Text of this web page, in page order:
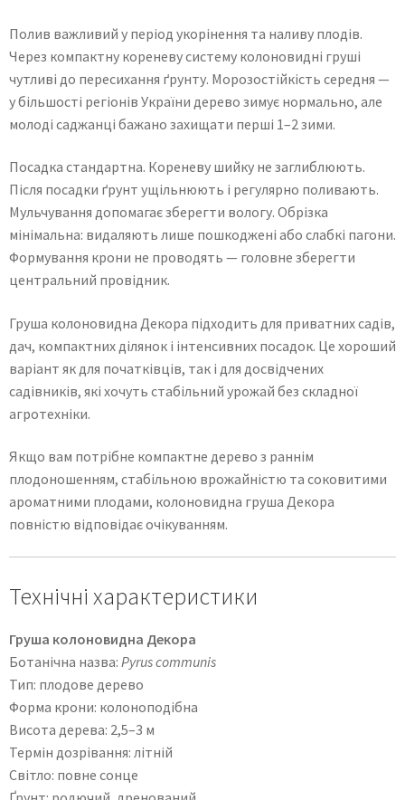
Полив важливий у період укорінення та наливу плодів.
Через компактну кореневу систему колоновидні груші
чутливі до пересихання ґрунту. Морозостійкість середня —
у більшості регіонів України дерево зимує нормально, але
молоді саджанці бажано захищати перші 1–2 зими.
Посадка стандартна. Кореневу шийку не заглиблюють.
Після посадки ґрунт ущільнюють і регулярно поливають.
Мульчування допомагає зберегти вологу. Обрізка
мінімальна: видаляють лише пошкоджені або слабкі пагони.
Формування крони не проводять — головне зберегти
центральний провідник.
Груша колоновидна Декора підходить для приватних садів,
дач, компактних ділянок і інтенсивних посадок. Це хороший
варіант як для початківців, так і для досвідчених
садівників, які хочуть стабільний урожай без складної
агротехніки.
Якщо вам потрібне компактне дерево з раннім
плодоношенням, стабільною врожайністю та соковитими
ароматними плодами, колоновидна груша Декора
повністю відповідає очікуванням.
Технічні характеристики
Груша колоновидна Декора
Ботанічна назва: Pyrus communis
Тип: плодове дерево
Форма крони: колоноподібна
Висота дерева: 2,5–3 м
Термін дозрівання: літній
Світло: повне сонце